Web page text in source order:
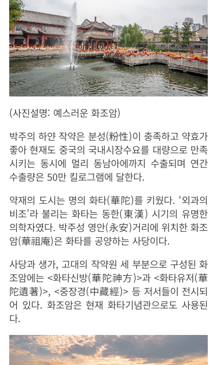
(사진설명: 예스러운 화조암)
박주의 하얀 작약은 분성(粉性)이 충족하고 약효가
좋아 현재도 중국의 국내시장수요를 대량으로 만족
시키는 동시에 멀리 동남아에까지 수출되며 연간
수출량은 50만 킬로그램에 달한다.
약재의 도시는 명의 화타(華陀)를 키웠다. ‘외과의
비조’라 불리는 화타는 동한(東漢) 시기의 유명한
의학자였다. 박주성 영안(永安)거리에 위치한 화조
암(華祖庵)은 화타를 공양하는 사당이다.
사당과 생가, 고대의 작약원 세 부분으로 구성된 화
조암에는 <화타신방(華陀神方)>과 <화타유저(華
陀遺著)>, <중장경(中藏經)> 등 저서들이 전시되
어 있다. 화조암은 현재 화타기념관으로도 사용된
다.